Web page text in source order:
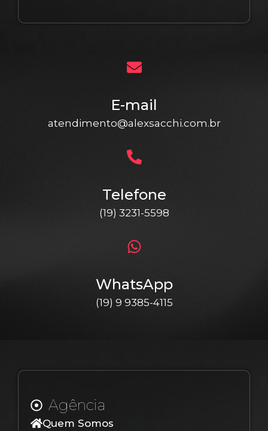
E-mail
atendimento@alexsacchi.com.br
Telefone
(19) 3231-5598
WhatsApp
(19) 9 9385-4115
Agência
Quem Somos